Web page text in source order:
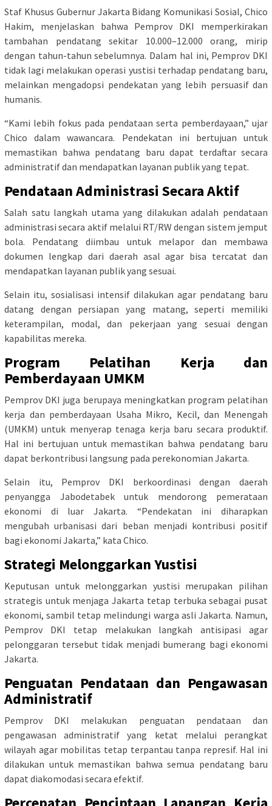
Staf Khusus Gubernur Jakarta Bidang Komunikasi Sosial, Chico
Hakim, menjelaskan bahwa Pemprov DKI memperkirakan
tambahan pendatang sekitar 10.000–12.000 orang, mirip
dengan tahun-tahun sebelumnya. Dalam hal ini, Pemprov DKI
tidak lagi melakukan operasi yustisi terhadap pendatang baru,
melainkan mengadopsi pendekatan yang lebih persuasif dan
humanis.
“Kami lebih fokus pada pendataan serta pemberdayaan,” ujar
Chico dalam wawancara. Pendekatan ini bertujuan untuk
memastikan bahwa pendatang baru dapat terdaftar secara
administratif dan mendapatkan layanan publik yang tepat.
Pendataan Administrasi Secara Aktif
Salah satu langkah utama yang dilakukan adalah pendataan
administrasi secara aktif melalui RT/RW dengan sistem jemput
bola. Pendatang diimbau untuk melapor dan membawa
dokumen lengkap dari daerah asal agar bisa tercatat dan
mendapatkan layanan publik yang sesuai.
Selain itu, sosialisasi intensif dilakukan agar pendatang baru
datang dengan persiapan yang matang, seperti memiliki
keterampilan, modal, dan pekerjaan yang sesuai dengan
kapabilitas mereka.
Program Pelatihan Kerja dan
Pemberdayaan UMKM
Pemprov DKI juga berupaya meningkatkan program pelatihan
kerja dan pemberdayaan Usaha Mikro, Kecil, dan Menengah
(UMKM) untuk menyerap tenaga kerja baru secara produktif.
Hal ini bertujuan untuk memastikan bahwa pendatang baru
dapat berkontribusi langsung pada perekonomian Jakarta.
Selain itu, Pemprov DKI berkoordinasi dengan daerah
penyangga Jabodetabek untuk mendorong pemerataan
ekonomi di luar Jakarta. “Pendekatan ini diharapkan
mengubah urbanisasi dari beban menjadi kontribusi positif
bagi ekonomi Jakarta,” kata Chico.
Strategi Melonggarkan Yustisi
Keputusan untuk melonggarkan yustisi merupakan pilihan
strategis untuk menjaga Jakarta tetap terbuka sebagai pusat
ekonomi, sambil tetap melindungi warga asli Jakarta. Namun,
Pemprov DKI tetap melakukan langkah antisipasi agar
pelonggaran tersebut tidak menjadi bumerang bagi ekonomi
Jakarta.
Penguatan Pendataan dan Pengawasan
Administratif
Pemprov DKI melakukan penguatan pendataan dan
pengawasan administratif yang ketat melalui perangkat
wilayah agar mobilitas tetap terpantau tanpa represif. Hal ini
dilakukan untuk memastikan bahwa semua pendatang baru
dapat diakomodasi secara efektif.